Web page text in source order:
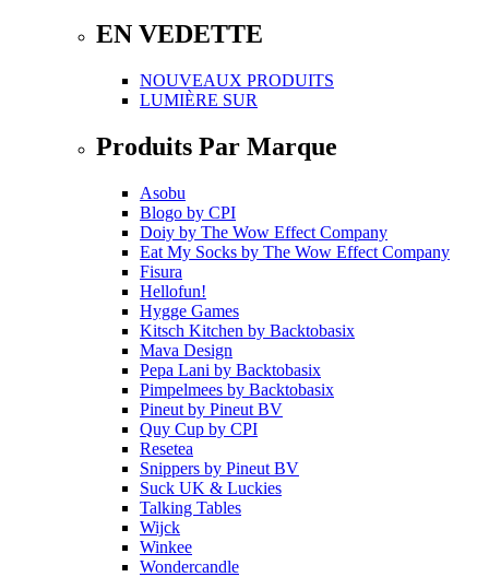
EN VEDETTE
NOUVEAUX PRODUITS
LUMIÈRE SUR
Produits Par Marque
Asobu
Blogo by CPI
Doiy by The Wow Effect Company
Eat My Socks by The Wow Effect Company
Fisura
Hellofun!
Hygge Games
Kitsch Kitchen by Backtobasix
Mava Design
Pepa Lani by Backtobasix
Pimpelmees by Backtobasix
Pineut by Pineut BV
Quy Cup by CPI
Resetea
Snippers by Pineut BV
Suck UK & Luckies
Talking Tables
Wijck
Winkee
Wondercandle